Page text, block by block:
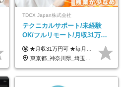
TDCX Japan株式会社
テクニカルサポート/未経験
OK/フルリモート/月収31万円
可/月最大3万のインセンティ
ブ支給/平均年齢33歳
★月収31万円可 ★毎月「最大3万円」のインセンティブあり 月給266,228円～＋スキル手当（15,000円）＋インセンティブ（月最大3万円） ※月給例（月額最大額）：281,228 円＋残業代発生分 インセンティブを最大まで取得できた場合は、月額最大額：311,228円＋残業代発生分 となります ※経験・スキルなどを考慮し決定します ※残業代は1分単位で支給 ※試用期間3ヵ月あり（契約社員期間も給与・待遇に変更なし） ※インセンティブは効率性、顧客満足、勤怠状況等の結果により毎月金額が決定されます。 ＼”頑張り”はインセンティブで還元！／ 入社3ヶ月目から、目標数字やKPI、勤怠状況、お客様アンケートなどをもとに評価をスタート。 最短4ヶ月目にはインセンティブの支給も可能です！
東京都_神奈川県_埼玉県_千葉県_大阪府_愛知県_北海道_青森県_岩手県_宮城県_秋田県_山形県_福島県_茨城県_栃木県_群馬県_新潟県_山梨県_長野県_富山県_石川県_福井県_静岡県_岐阜県_三重県_兵庫県_京都府_滋賀県_奈良県_和歌山県_広島県_岡山県_鳥取県_島根県_山口県_徳島県_香川県_愛媛県_高知県_福岡県_熊本県_佐賀県_長崎県_大分県_宮崎県_鹿児島県_沖縄県